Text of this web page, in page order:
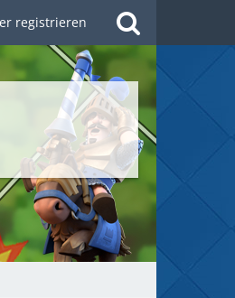
registrieren